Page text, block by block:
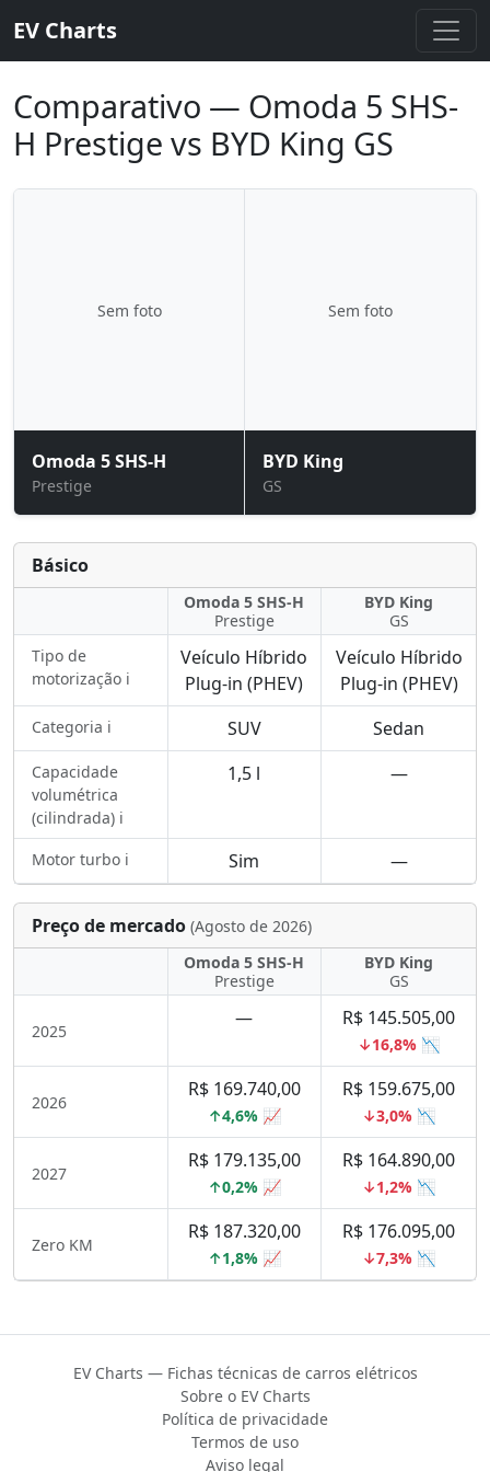
EV Charts
Comparativo — Omoda 5 SHS-
H Prestige vs BYD King GS
Sem foto
Omoda 5 SHS-H
Prestige
Sem foto
BYD King
GS
Básico
Omoda 5 SHS-H
Prestige
BYD King
GS
Tipo de
motorização ℹ️
Veículo Híbrido
Plug-in (PHEV)
Veículo Híbrido
Plug-in (PHEV)
Categoria ℹ️ SUV Sedan
Capacidade
volumétrica
(cilindrada) ℹ️
1,5 l —
Motor turbo ℹ️ Sim —
Preço de mercado (Agosto de 2026)
Omoda 5 SHS-H
Prestige
BYD King
GS
2025
— R$ 145.505,00
↓16,8% 📉
2026
R$ 169.740,00
↑4,6% 📈
R$ 159.675,00
↓3,0% 📉
2027
R$ 179.135,00
↑0,2% 📈
R$ 164.890,00
↓1,2% 📉
Zero KM
R$ 187.320,00
↑1,8% 📈
R$ 176.095,00
↓7,3% 📉
EV Charts — Fichas técnicas de carros elétricos
Sobre o EV Charts
Política de privacidade
Termos de uso
Aviso legal